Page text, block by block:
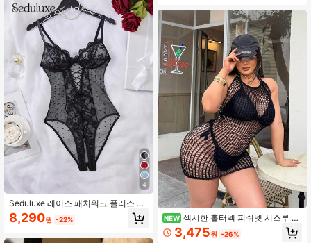
4
Seduluxe 레이스 패치워크 플러스 사
이즈 섹시 보디수트, 1개
8,290원 -22% NEW 섹시한 홀터넥 피쉬넷 시스루 바
디콘 드레스 홀로우 아웃 백리스 섹시
란제리3,475원 -26%